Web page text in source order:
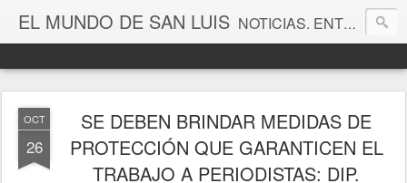
EL MUNDO DE SAN LUIS NOTICIAS. ENTRETENIMIENTO. EDITORIALES. CANAL DE VÍDEOS. GALERÍA DE FOTOGRAFÍAS.
OCT
26
SE DEBEN BRINDAR MEDIDAS DE
PROTECCIÓN QUE GARANTICEN EL
TRABAJO A PERIODISTAS: DIP.